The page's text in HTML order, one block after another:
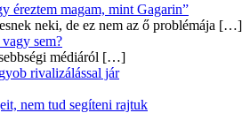
éreztem magam, mint Gagarin”
neki, de ez nem az ő problémája […]
sem?
médiáról […]
rivalizálással jár
nem tud segíteni rajtuk